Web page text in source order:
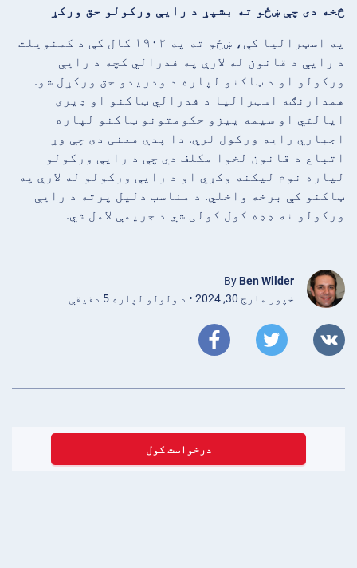
څخه دی چې ښځو ته بشپړ د رایې ورکولو حق ورکړ
په اسټرالیا کې، ښځو ته په ۱۹۰۲ کال کې د کمنویلت
د رایې د قانون له لارې په فدرالي کچه د رایې
ورکولو او د ټاکنو لپاره د ودریدو حق ورکړل شو.
همدارنګه اسټرالیا د فدرالي ټاکنو او ډیری
ایالتي او سیمه ییزو حکومتونو ټاکنو لپاره
اجباري رایه ورکول لري. دا پدې معنی دی چې وړ
اتباع د قانون لخوا مکلف دي چې د رایې ورکولو
لپاره نوم لیکنه وکړي او د رایې ورکولو له لارې په
ټاکنو کې برخه واخلي. د مناسب دلیل پرته د رایې
ورکولو نه ډډه کول کولی شي د جریمې لامل شي.
By Ben Wilder
خپور مارچ 30, 2024 • د ولولو لپاره 5 دقیقې
درخواست کول